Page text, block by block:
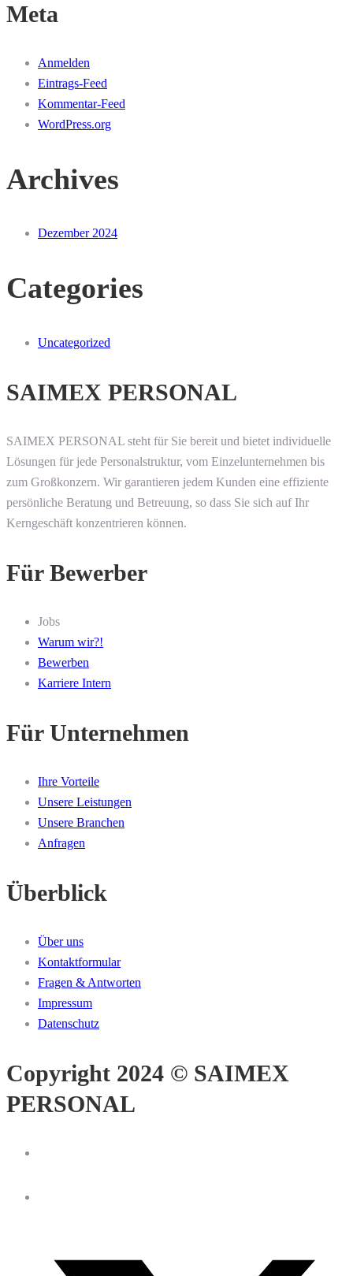
Meta
Anmelden
Eintrags-Feed
Kommentar-Feed
WordPress.org
Archives
Dezember 2024
Categories
Uncategorized
SAIMEX PERSONAL
SAIMEX PERSONAL steht für Sie bereit und bietet individuelle
Lösungen für jede Personalstruktur, vom Einzelunternehmen bis
zum Großkonzern. Wir garantieren jedem Kunden eine effiziente
persönliche Beratung und Betreuung, so dass Sie sich auf Ihr
Kerngeschäft konzentrieren können.
Für Bewerber
Jobs
Warum wir?!
Bewerben
Karriere Intern
Für Unternehmen
Ihre Vorteile
Unsere Leistungen
Unsere Branchen
Anfragen
Überblick
Über uns
Kontaktformular
Fragen & Antworten
Impressum
Datenschutz
Copyright 2024 © SAIMEX
PERSONAL